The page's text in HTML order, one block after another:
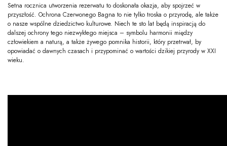
Setna rocznica utworzenia rezerwatu to doskonała okazja, aby spojrzeć w
przyszłość. Ochrona Czerwonego Bagna to nie tylko troska o przyrodę, ale także
o nasze wspólne dziedzictwo kulturowe. Niech te sto lat będą inspiracją do
dalszej ochrony tego niezwykłego miejsca – symbolu harmonii między
człowiekiem a naturą, a także żywego pomnika historii, który przetrwał, by
opowiadać o dawnych czasach i przypominać o wartości dzikiej przyrody w XXI
wieku.